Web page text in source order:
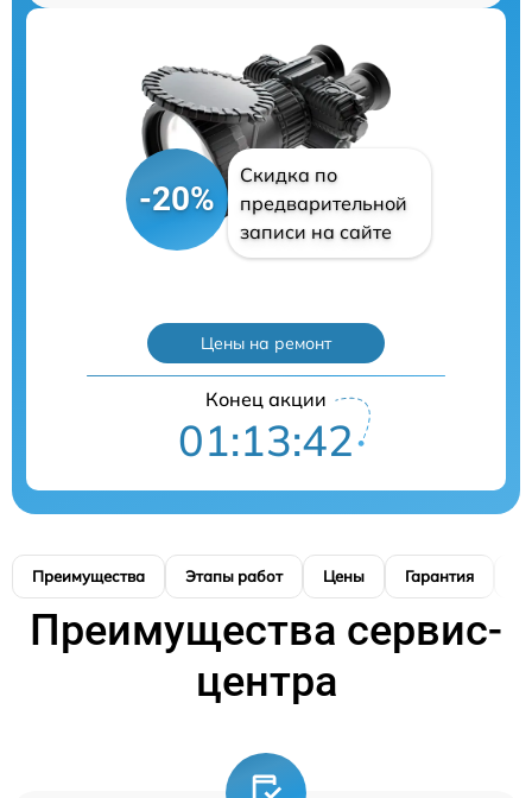
-20%
Скидка по
предварительной
записи на сайте
Цены на ремонт
Конец акции
01:13:41
Преимущества Этапы работ Цены Гарантия
Преимущества сервис-
центра